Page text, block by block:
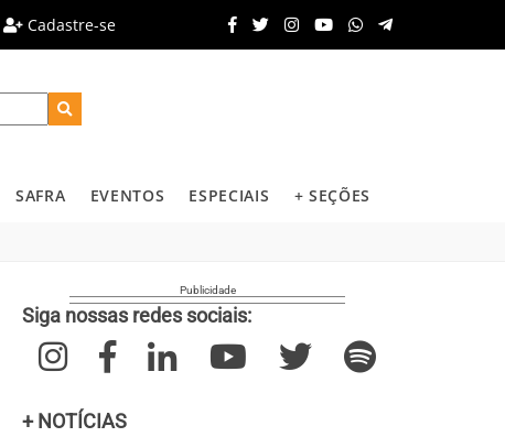
Cadastre-se
SAFRA EVENTOS ESPECIAIS + SEÇÕES
Siga nossas redes sociais:
+ NOTÍCIAS